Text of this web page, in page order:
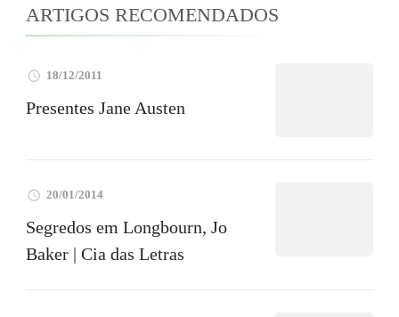
ARTIGOS RECOMENDADOS
18/12/2011
Presentes Jane Austen
20/01/2014
Segredos em Longbourn, Jo
Baker | Cia das Letras